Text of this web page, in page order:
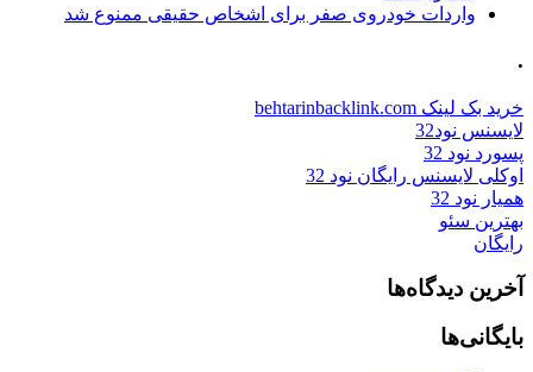
واردات خودروی صفر برای اشخاص حقیقی ممنوع شد
.
خرید بک لینک behtarinbacklink.com
لایسنس نود32
پسورد نود 32
اوکلی لایسنس رایگان نود 32
همیار نود 32
بهترین سئو
رایگان
آخرین دیدگاه‌ها
بایگانی‌ها